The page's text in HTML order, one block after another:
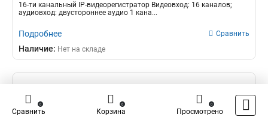
16-ти канальный IP-видеорегистратор Видеовход: 16 каналов;
аудиовход: двустороннее аудио 1 кана...
Подробнее Сравнить
Наличие: Нет на складе
Сравнить
0
Корзина
0
Просмотрено
0